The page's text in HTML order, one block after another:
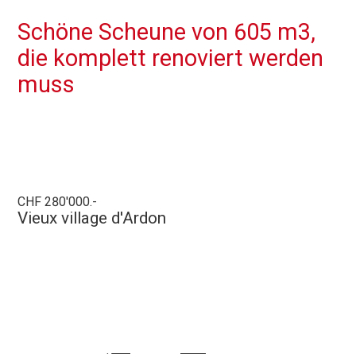
Schöne Scheune von 605 m3,
die komplett renoviert werden
muss
CHF 280'000.-
Vieux village d'Ardon